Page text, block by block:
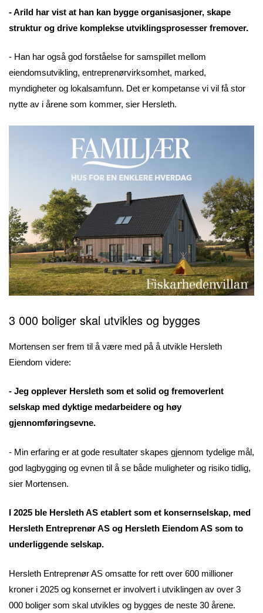
- Arild har vist at han kan bygge organisasjoner, skape
struktur og drive komplekse utviklingsprosesser fremover.
- Han har også god forståelse for samspillet mellom
eiendomsutvikling, entreprenørvirksomhet, marked,
myndigheter og lokalsamfunn. Det er kompetanse vi vil få stor
nytte av i årene som kommer, sier Hersleth.
3 000 boliger skal utvikles og bygges
Mortensen ser frem til å være med på å utvikle Hersleth
Eiendom videre:
- Jeg opplever Hersleth som et solid og fremoverlent
selskap med dyktige medarbeidere og høy
gjennomføringsevne.
- Min erfaring er at gode resultater skapes gjennom tydelige mål,
god lagbygging og evnen til å se både muligheter og risiko tidlig,
sier Mortensen.
I 2025 ble Hersleth AS etablert som et konsernselskap, med
Hersleth Entreprenør AS og Hersleth Eiendom AS som to
underliggende selskap.
Hersleth Entreprenør AS omsatte for rett over 600 millioner
kroner i 2025 og konsernet er involvert i utviklingen av over 3
000 boliger som skal utvikles og bygges de neste 30 årene.